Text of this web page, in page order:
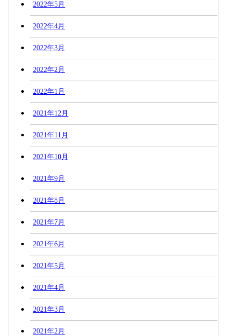
2022年5月
2022年4月
2022年3月
2022年2月
2022年1月
2021年12月
2021年11月
2021年10月
2021年9月
2021年8月
2021年7月
2021年6月
2021年5月
2021年4月
2021年3月
2021年2月